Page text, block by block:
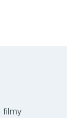
filmy